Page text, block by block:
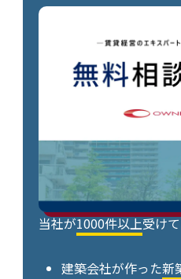
当社が1000件以上受け
建築会社が作った新